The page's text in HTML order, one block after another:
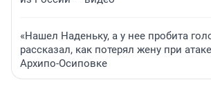
«Нашел Наденьку, а у нее пробита
рассказал, как потерял жену при
Архипо-Осиповке